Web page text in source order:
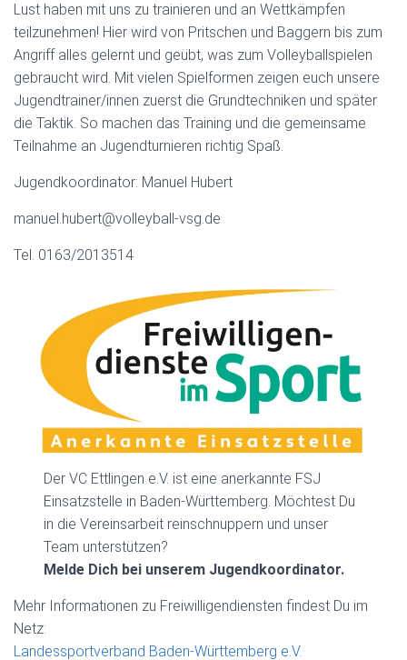
Lust haben mit uns zu trainieren und an Wettkämpfen
teilzunehmen! Hier wird von Pritschen und Baggern bis zum
Angriff alles gelernt und geübt, was zum Volleyballspielen
gebraucht wird. Mit vielen Spielformen zeigen euch unsere
Jugendtrainer/innen zuerst die Grundtechniken und später
die Taktik. So machen das Training und die gemeinsame
Teilnahme an Jugendturnieren richtig Spaß.
Jugendkoordinator: Manuel Hubert
manuel.hubert@volleyball-vsg.de
Tel. 0163/2013514
Der VC Ettlingen e.V. ist eine anerkannte FSJ
Einsatzstelle in Baden-Württemberg. Möchtest Du
in die Vereinsarbeit reinschnuppern und unser
Team unterstützen?
Melde Dich bei unserem Jugendkoordinator.
Mehr Informationen zu Freiwilligendiensten findest Du im
Netz:
Landessportverband Baden-Württemberg e.V.